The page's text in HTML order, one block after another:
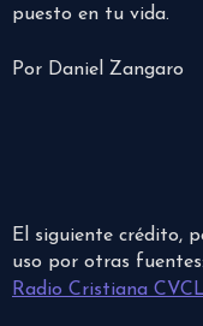
puesto en tu vida.
Por Daniel Zangaro
El siguiente crédito,
uso por otras
Radio Cristiana